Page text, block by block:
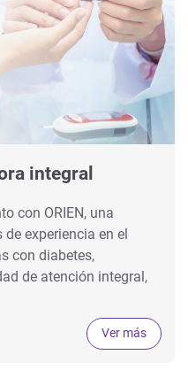
integral
con ORIEN, una
experiencia en el
con diabetes,
de atención integral,
Ver más